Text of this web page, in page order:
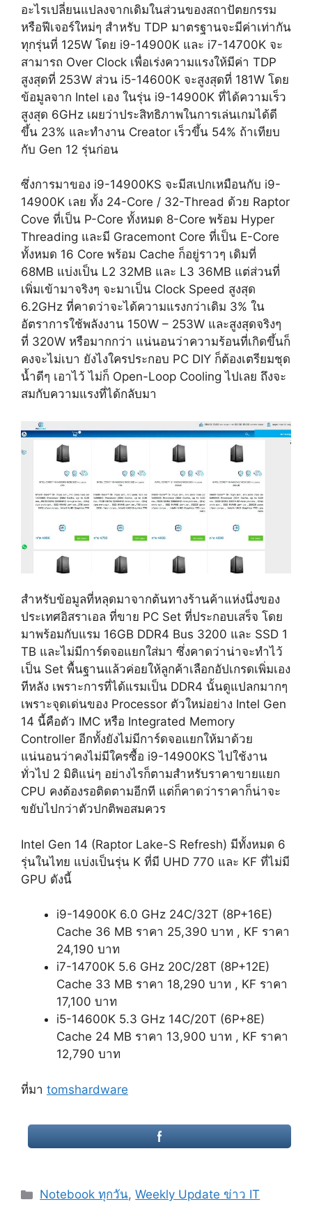
อะไรเปลี่ยนแปลงจากเดิมในส่วนของสถาปัตยกรรม
หรือฟีเจอร์ใหม่ๆ สำหรับ TDP มาตรฐานจะมีค่าเท่ากัน
ทุกรุ่นที่ 125W โดย i9-14900K และ i7-14700K จะ
สามารถ Over Clock เพื่อเร่งความแรงให้มีค่า TDP
สูงสุดที่ 253W ส่วน i5-14600K จะสูงสุดที่ 181W โดย
ข้อมูลจาก Intel เอง ในรุ่น i9-14900K ที่ได้ความเร็ว
สูงสุด 6GHz เผยว่าประสิทธิภาพในการเล่นเกมได้ดี
ขึ้น 23% และทำงาน Creator เร็วขึ้น 54% ถ้าเทียบ
กับ Gen 12 รุ่นก่อน
ซึ่งการมาของ i9-14900KS จะมีสเปกเหมือนกับ i9-
14900K เลย ทั้ง 24-Core / 32-Thread ด้วย Raptor
Cove ที่เป็น P-Core ทั้งหมด 8-Core พร้อม Hyper
Threading และมี Gracemont Core ที่เป็น E-Core
ทั้งหมด 16 Core พร้อม Cache ก็อยู่ราวๆ เดิมที่
68MB แบ่งเป็น L2 32MB และ L3 36MB แต่ส่วนที่
เพิ่มเข้ามาจริงๆ จะมาเป็น Clock Speed สูงสุด
6.2GHz ที่คาดว่าจะได้ความแรงกว่าเดิม 3% ใน
อัตราการใช้พลังงาน 150W – 253W และสูงสุดจริงๆ
ที่ 320W หรือมากกว่า แน่นอนว่าความร้อนที่เกิดขึ้นก็
คงจะไม่เบา ยังไงใครประกอบ PC DIY ก็ต้องเตรียมชุด
น้ำดีๆ เอาไว้ ไม่ก็ Open-Loop Cooling ไปเลย ถึงจะ
สมกับความแรงที่ได้กลับมา
สำหรับข้อมูลที่หลุดมาจากต้นทางร้านค้าแห่งนึ่งของ
ประเทศอิสราเอล ที่ขาย PC Set ที่ประกอบเสร็จ โดย
มาพร้อมกับแรม 16GB DDR4 Bus 3200 และ SSD 1
TB และไม่มีการ์ดจอแยกใส่มา ซึ่งคาดว่าน่าจะทำไว้
เป็น Set พื้นฐานแล้วค่อยให้ลูกค้าเลือกอัปเกรดเพิ่มเอง
ทีหลัง เพราะการที่ได้แรมเป็น DDR4 นั้นดูแปลกมากๆ
เพราะจุดเด่นของ Processor ตัวใหม่อย่าง Intel Gen
14 นี้คือตัว IMC หรือ Integrated Memory
Controller อีกทั้งยังไม่มีการ์ดจอแยกให้มาด้วย
แน่นอนว่าคงไม่มีใครซื้อ i9-14900KS ไปใช้งาน
ทั่วไป 2 มิติแน่ๆ อย่างไรก็ตามสำหรับราคาขายแยก
CPU คงต้องรอติดตามอีกที แต่ก็คาดว่าราคาก็น่าจะ
ขยับไปกว่าตัวปกติพอสมควร
Intel Gen 14 (Raptor Lake-S Refresh) มีทั้งหมด 6
รุ่นในไทย แบ่งเป็นรุ่น K ที่มี UHD 770 และ KF ที่ไม่มี
GPU ดังนี้
i9-14900K 6.0 GHz 24C/32T (8P+16E)
Cache 36 MB ราคา 25,390 บาท , KF ราคา
24,190 บาท
i7-14700K 5.6 GHz 20C/28T (8P+12E)
Cache 33 MB ราคา 18,290 บาท , KF ราคา
17,100 บาท
i5-14600K 5.3 GHz 14C/20T (6P+8E)
Cache 24 MB ราคา 13,900 บาท , KF ราคา
12,790 บาท
ที่มา tomshardware
Categories
Notebook ทุกวัน,Weekly Update ข่าว IT